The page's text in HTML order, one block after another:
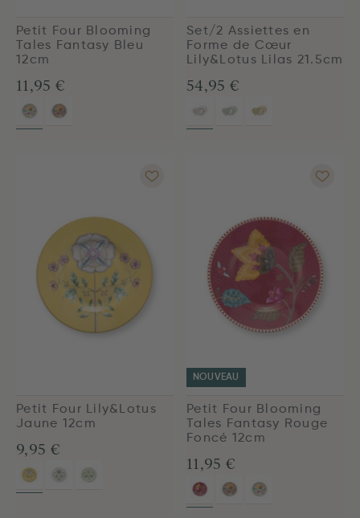
Petit Four Blooming
Tales Fantasy Bleu
12cm
11,95 €
Set/2 Assiettes en
Forme de Cœur
Lily&Lotus Lilas 21.5cm
54,95 €
Petit Four Lily&Lotus
Jaune 12cm
9,95 €
NOUVEAU
Petit Four Blooming
Tales Fantasy Rouge
Foncé 12cm
11,95 €